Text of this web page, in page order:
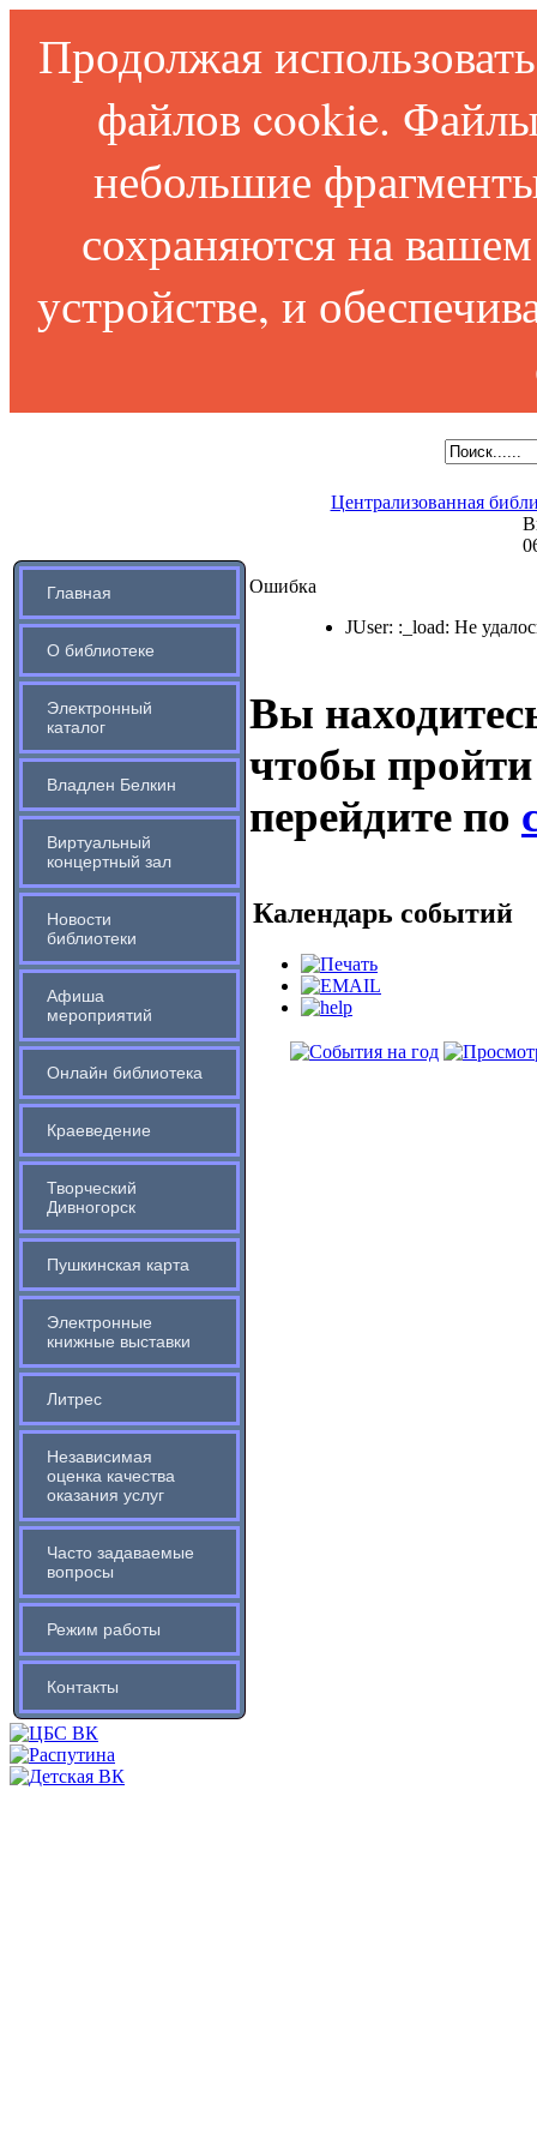
Продолжая
файлов cookie.
небольшие
сохраняются на
устройстве, и
Централизованная
Главная
О библиотеке
Электронный
каталог
Владлен Белкин
Виртуальный
концертный зал
Новости
библиотеки
Афиша
мероприятий
Онлайн библиотека
Краеведение
Творческий
Дивногорск
Пушкинская карта
Электронные
книжные выставки
Литрес
Независимая
оценка качества
оказания услуг
Часто задаваемые
вопросы
Режим работы
Контакты
Ошибка
JUser: :_load: Не
Вы
чтобы
перейдите по
Календарь событий